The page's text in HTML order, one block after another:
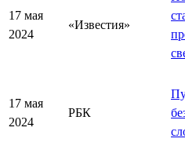
17 мая
2024
«Известия»
17 мая
2024
РБК